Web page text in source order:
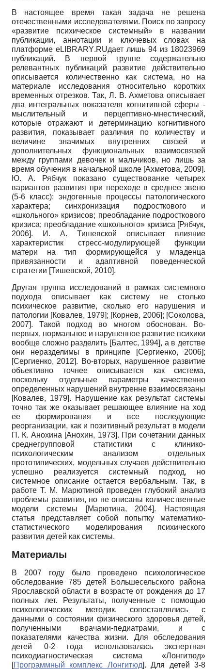
В настоящее время такая задача не решена
отечественными исследователями. Поиск по запросу
«развитие психическое системный» в названии
публикации, аннотации и ключевых словах на
платформе eLIBRARY.RUдает лишь 94 из 18023969
публикаций. В первой группе содержательно
релевантных публикаций развитие действительно
описывается количественно как система, но на
материале исследования относительно коротких
временных отрезков. Так, Л. В. Ахметова описывает
два интегральных показателя когнитивной сферы -
мыслительный и перцептивно-мнестический,
которые отражают и детерминацию когнитивного
развития, показывает различия по количеству и
величине значимых внутренних связей и
дополнительных функциональных взаимосвязей
между группами девочек и мальчиков, но лишь за
время обучения в начальной школе [Ахметова, 2009].
Ю. А. Рябчук показано существование четырех
вариантов развития при переходе в среднее звено
(5-6 класс): эндогенные процессы патологического
характера; синхронизация подросткового и
«школьного» кризисов; преобладание подросткового
кризиса; преобладание «школьного» кризиса [Рябчук,
2006]. И. А. Тишевской описывает влияние
характеристик стресс-модулирующей функции
матери на тип формирующейся у младенца
привязанности и адаптивной поведенческой
стратегии [Тишевской, 2010].
Другая группа исследований в рамках системного
подхода описывает как систему не столько
психическое развитие, сколько его нарушения и
патологии [Ковалев, 1979]; [Корнев, 2006]; [Соколова,
2007]. Такой подход во многом обоснован. Во-
первых, нормальное и нарушенное развитие психики
вообще сложно разделить [Балтес, 1994], а в детстве
они неразделимы в принципе
[Сергиенко, 2006];
[Сергиенко, 2012]. Во-вторых, нарушенное развитие
объективно точнее описывается как система,
поскольку отдельные параметры качественно
определенных нарушений внутренне взаимосвязаны
[Ковалев, 1979]. Нарушение как результат системы
точно так же оказывает решающее влияние на ход
ее формирования и все последующие
реорганизации, как и позитивный результат в модели
П. К. Анохина [Анохин, 1973]. При сочетании данных
среднегрупповой статистики с клинико-
психологическим анализом отдельных
прототипических, модельных случаев действительно
успешно реализуется системный подход, но
системное описание остается вербальным. Так, в
работе Т. М. Марютиной проведен глубокий анализ
проблемы развития, но не описаны количественные
модели системы
[Марютина, 2004]. Настоящая
статья представляет собой попытку математико-
статистического моделирования психического
развития детей как системы.
Материалы
В 2007 году было проведено психологическое
обследование 785 детей Большесельского района
Ярославской области в возрасте от рождения до 17
полных лет. Результаты, полученные с помощью
психологических методик, сопоставлялись с
данными о состоянии физического здоровья детей,
полученными врачами-педиатрами, и с
показателями качества жизни. Для обследования
детей 0-2 года использовалась экспертная
психодиагностическая система «Лонгитюд»
[Программный комплекс Лонгитюд]. Для детей 3-8